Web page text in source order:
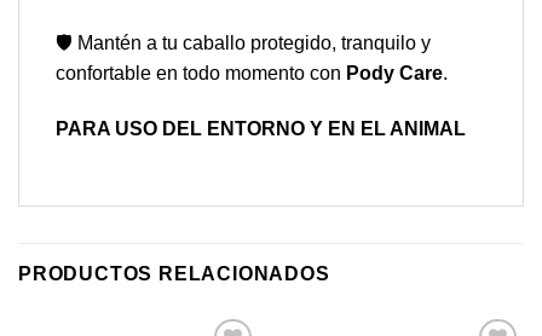
🛡️ Mantén a tu caballo protegido, tranquilo y
confortable en todo momento con Pody Care.
PARA USO DEL ENTORNO Y EN EL ANIMAL
PRODUCTOS RELACIONADOS